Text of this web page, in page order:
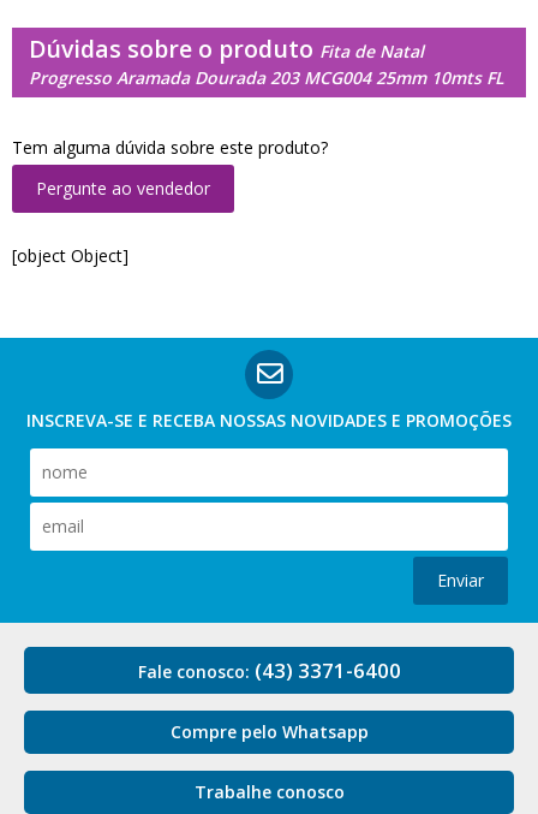
Dúvidas sobre o produto Fita de Natal
Progresso Aramada Dourada 203 MCG004 25mm 10mts FL
Tem alguma dúvida sobre este produto?
Pergunte ao vendedor
[object Object]
INSCREVA-SE E RECEBA NOSSAS NOVIDADES E PROMOÇÕES
Enviar
Fale conosco: (43) 3371-6400
Compre pelo Whatsapp
Trabalhe conosco